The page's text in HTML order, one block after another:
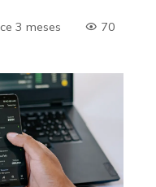
3 meses 70